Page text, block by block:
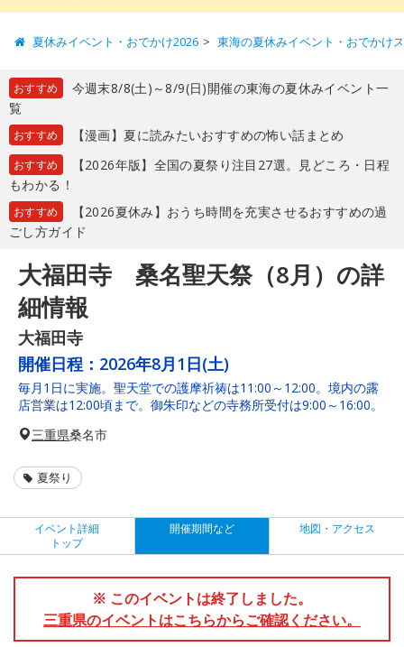
夏休みイベント・おでかけ2026 東海の夏休みイベント・おでかけ
おすすめ
今週末8/8(土)～8/9(日)開催の東海の夏休みイベント一
覧
おすすめ 【漫画】夏に読みたいおすすめの怖い話まとめ
おすすめ
【2026年版】全国の夏祭り注目27選。見どころ・日程
もわかる！
おすすめ
【2026夏休み】おうち時間を充実させるおすすめの過
ごし方ガイド
大福田寺 桑名聖天祭（8月）の詳
細情報
大福田寺
開催日程： 2026年8月1日(土)
毎月1日に実施。聖天堂での護摩祈祷は11:00～12:00。境内の露
店営業は12:00頃まで。御朱印などの寺務所受付は9:00～16:00。
三重県桑名市
夏祭り
イベント詳細
トップ
開催期間など 地図・アクセス
※ このイベントは終了しました。
三重県のイベントはこちらからご確認ください。